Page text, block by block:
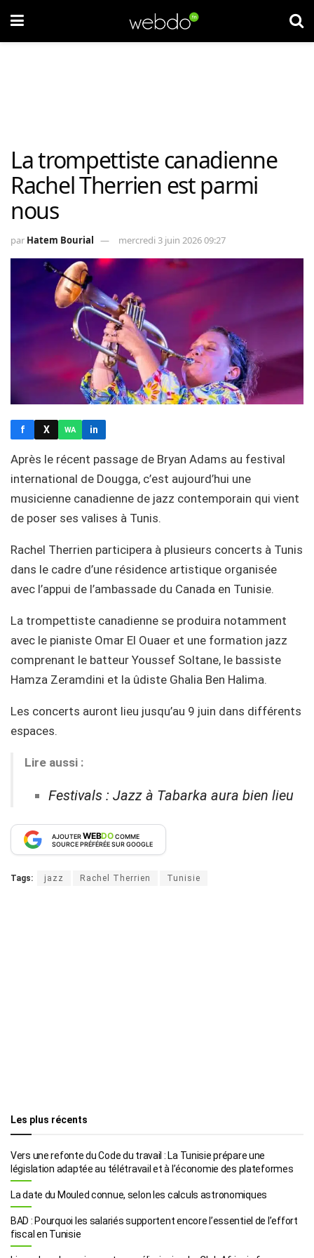
La trompettiste canadienne
Rachel Therrien est parmi
nous
par Hatem Bourial mercredi 3 juin 2026 09:27
f X WA in
Après le récent passage de Bryan Adams au festival
international de Dougga, c’est aujourd’hui une
musicienne canadienne de jazz contemporain qui vient
de poser ses valises à Tunis.
Rachel Therrien participera à plusieurs concerts à Tunis
dans le cadre d’une résidence artistique organisée
avec l’appui de l’ambassade du Canada en Tunisie.
La trompettiste canadienne se produira notamment
avec le pianiste Omar El Ouaer et une formation jazz
comprenant le batteur Youssef Soltane, le bassiste
Hamza Zeramdini et la ûdiste Ghalia Ben Halima.
Les concerts auront lieu jusqu’au 9 juin dans différents
espaces.
Lire aussi :
Festivals : Jazz à Tabarka aura bien lieu
AJOUTERWEBDOCOMME
SOURCE PRÉFÉRÉE SUR GOOGLE
Tags: jazz Rachel Therrien Tunisie
Les plus récents
Vers une refonte du Code du travail : La Tunisie prépare une
législation adaptée au télétravail et à l’économie des plateformes
La date du Mouled connue, selon les calculs astronomiques
BAD : Pourquoi les salariés supportent encore l’essentiel de l’effort
fiscal en Tunisie